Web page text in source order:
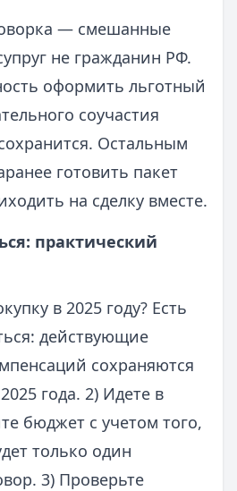
— смешанные
не гражданин РФ.
оформить льготный
соучастия
Остальным
готовить пакет
на сделку вместе.
практический
в 2025 году? Есть
действующие
сохраняются
года. 2) Идете в
бюджет с учетом того,
только один
3) Проверьте